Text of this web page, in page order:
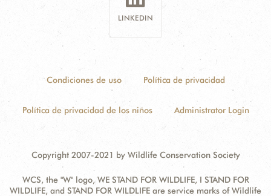
LINKEDIN
Condiciones de uso Política de privacidad
Política de privacidad de los niños Administrator Login
Copyright 2007-2021 by Wildlife Conservation Society
WCS, the "W" logo, WE STAND FOR WILDLIFE, I STAND FOR
WILDLIFE, and STAND FOR WILDLIFE are service marks of Wildlife